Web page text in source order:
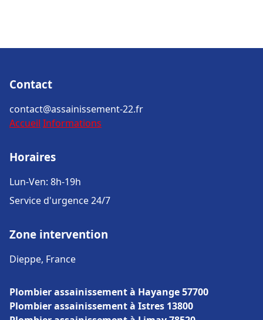
Contact
contact@assainissement-22.fr
Accueil Informations
Horaires
Lun-Ven: 8h-19h
Service d'urgence 24/7
Zone intervention
Dieppe, France
Plombier assainissement à Hayange 57700
Plombier assainissement à Istres 13800